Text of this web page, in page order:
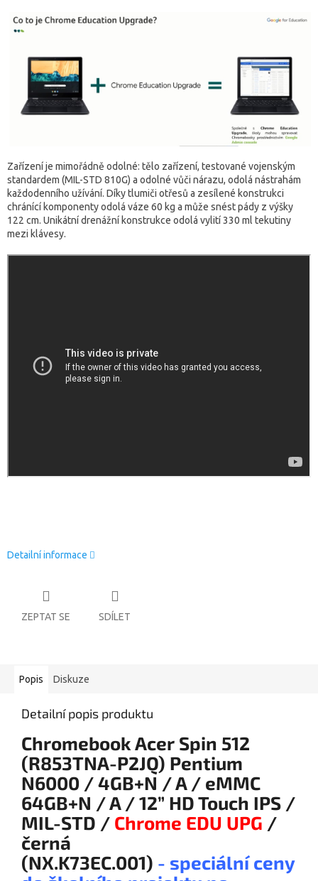
Zařízení je mimořádně odolné: tělo zařízení, testované vojenským
standardem (MIL-STD 810G) a odolné vůči nárazu, odolá nástrahám
každodenního užívání. Díky tlumiči otřesů a zesílené konstrukci
chránící komponenty odolá váze 60 kg a může snést pády z výšky
122 cm. Unikátní drenážní konstrukce odolá vylití 330 ml tekutiny
mezi klávesy.
Detailní informace
ZEPTAT SE SDÍLET
Popis Diskuze
Detailní popis produktu
Chromebook Acer Spin 512
(R853TNA-P2JQ) Pentium
N6000 / 4GB+N / A / eMMC
64GB+N / A / 12” HD Touch IPS /
MIL-STD / Chrome EDU UPG /
černá
(NX.K73EC.001) - speciální ceny